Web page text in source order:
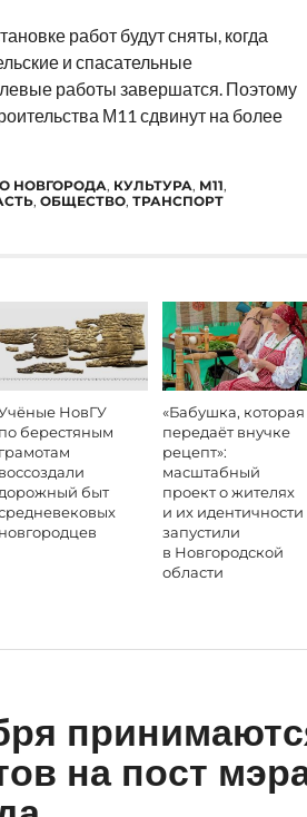
работ будут сняты, когда
и спасательные
работы завершатся. Поэтому
М11 сдвинут на более
НОВГОРОДА, КУЛЬТУРА, М11,
, ОБЩЕСТВО, ТРАНСПОРТ
НовГУ
по берестяным
грамотам
воссоздали
быт
новгородцев
«Бабушка, которая
передаёт внучке
рецепт»:
масштабный
проект о жителях
и их идентичности
запустили
в Новгородской
области
на пост